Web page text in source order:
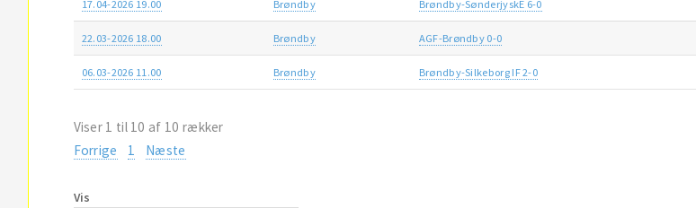
17.04-2026 19.00 Brøndby Brøndby-SønderjyskE 6-0
22.03-2026 18.00 Brøndby AGF-Brøndby 0-0
06.03-2026 11.00 Brøndby Brøndby-Silkeborg IF 2-0
Viser 1 til 10 af 10 rækker
Forrige
1 Næste
Vis